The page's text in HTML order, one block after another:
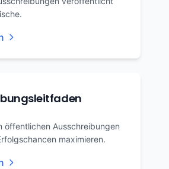
öffentlichen Ausschreibungen
maximieren.